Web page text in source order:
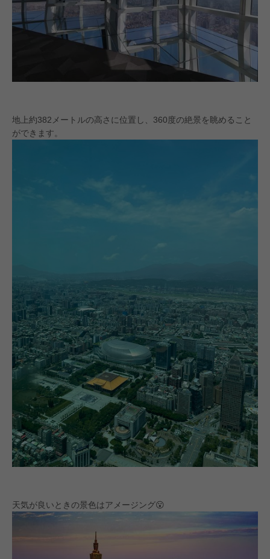
地上約382メートルの高さに位置し、360度の絶景を眺めること
ができます。
天気が良いときの景色はアメージング😮